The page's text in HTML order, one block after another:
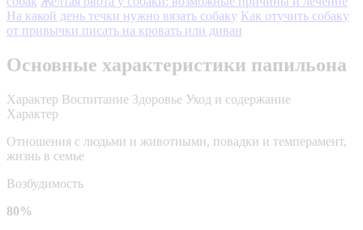
На какой день течки нужно вязать собаку Как отучить собаку
от привычки писать на кровать или диван
Основные характеристики папильона
Характер Воспитание Здоровье Уход и содержание
Характер
Отношения с людьми и животными, повадки и темперамент,
жизнь в семье
Возбудимость
80%